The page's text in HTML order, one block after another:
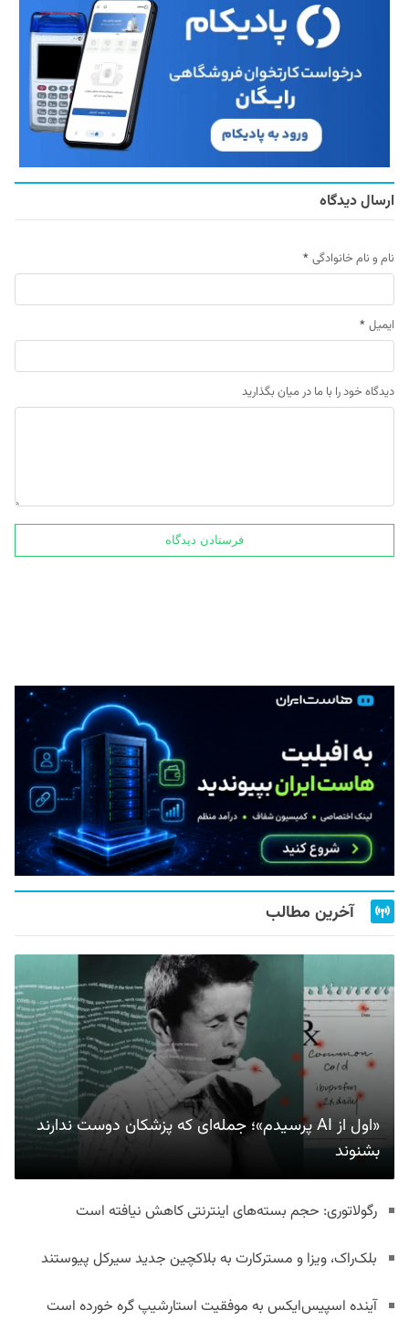
ارسال دیدگاه
نام و نام خانوادگی *
ایمیل *
دیدگاه خود را با ما در میان بگذارید
آخرین مطالب
«اول از AI پرسیدم»؛ جمله‌ای که پزشکان دوست ندارند
بشنوند
رگولاتوری: حجم بسته‌های اینترنتی کاهش نیافته است
بلک‌راک، ویزا و مسترکارت به بلاکچین جدید سیرکل پیوستند
آینده اسپیس‌ایکس به موفقیت استارشیپ گره خورده است